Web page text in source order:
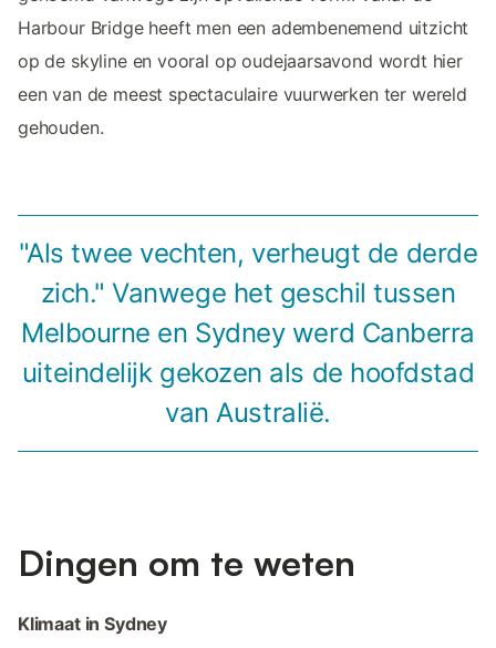
Harbour Bridge heeft men een adembenemend uitzicht
op de skyline en vooral op oudejaarsavond wordt hier
een van de meest spectaculaire vuurwerken ter wereld
gehouden.
"Als twee vechten, verheugt de derde
zich." Vanwege het geschil tussen
Melbourne en Sydney werd Canberra
uiteindelijk gekozen als de hoofdstad
van Australië.
Dingen om te weten
Klimaat in Sydney